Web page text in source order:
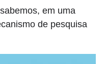
em uma
de pesquisa